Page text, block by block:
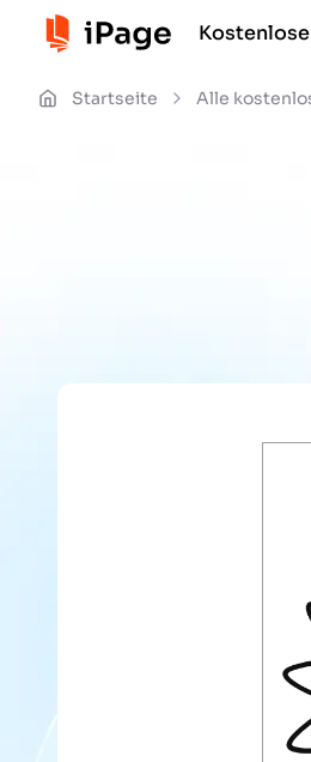
Startseite Alle